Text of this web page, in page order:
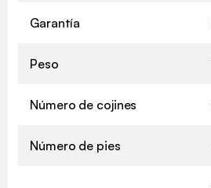
Garantía
Peso
Número de cojines
Número de pies